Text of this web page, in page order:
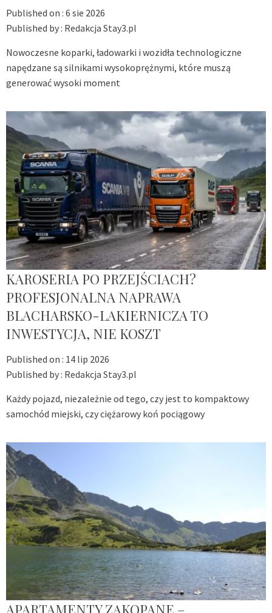
Published on : 6 sie 2026
Published by : Redakcja Stay3.pl
Nowoczesne koparki, ładowarki i wozidła technologiczne
napędzane są silnikami wysokoprężnymi, które muszą
generować wysoki moment
KAROSERIA PO PRZEJŚCIACH?
PROFESJONALNA NAPRAWA
BLACHARSKO-LAKIERNICZA TO
INWESTYCJA, NIE KOSZT
Published on : 14 lip 2026
Published by : Redakcja Stay3.pl
Każdy pojazd, niezależnie od tego, czy jest to kompaktowy
samochód miejski, czy ciężarowy koń pociągowy